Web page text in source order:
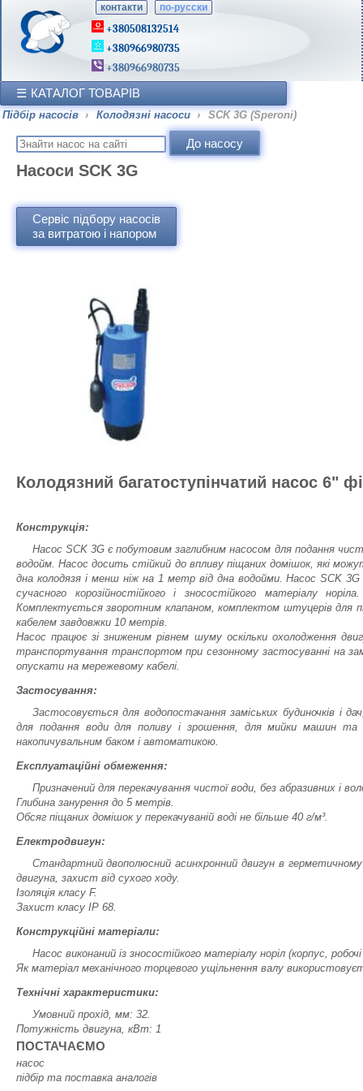
контакти по-русски
+380508132514
+380966980735
+380966980735
КАТАЛОГ ТОВАРІВ
Підбір насосів › Колодязні насоси › SCK 3G (Speroni)
Насоси SCK 3G
Сервіс підбору насосів
за витратою і напором
Колодязний багатоступінчатий насос 6"
Конструкція:
Насос SCK 3G є побутовим заглибним насосом для подання
водойм. Насос досить стійкий до впливу піщаних домішок, які
дна колодязя і менш ніж на 1 метр від дна водойми. Насос SCK
сучасного корозійностійкого і зносостійкого матеріалу
Комплектується зворотним клапаном, комплектом штуцерів для
кабелем завдовжки 10 метрів.
Насос працює зі зниженим рівнем шуму оскільки охолодження
транспортування транспортом при сезонному застосуванні на
опускати на мережевому кабелі.
Застосування:
Застосовується для водопостачання заміських будиночків і
для подання води для поливу і зрошення, для мийки машин та
накопичувальним баком і автоматикою.
Експлуатаційні обмеження:
Призначений для перекачування чистої води, без абразивних і
Глибина занурення до 5 метрів.
Обсяг піщаних домішок у перекачуваній воді не більше 40 г/м³.
Електродвигун:
Стандартний двополюсний асинхронний двигун в
двигуна, захист від сухого ходу.
Ізоляція класу F.
Захист класу IP 68.
Конструкційні матеріали:
Насос виконаний із зносостійкого матеріалу норіл (кopпyc,
Як матеріал механічного торцевого ущільнення валу
Технічні характеристики:
Умовний прохід, мм: 32.
Потужність двигуна, кВт: 1
ПОСТАЧАЄМО
насос
підбір та поставка аналогів